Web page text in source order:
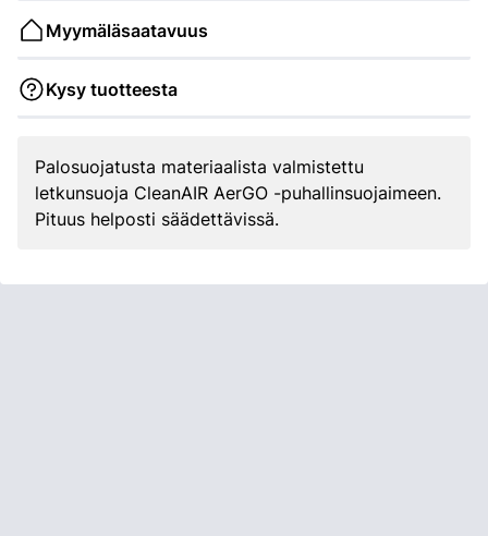
Myymäläsaatavuus
Kysy tuotteesta
Palosuojatusta materiaalista valmistettu
letkunsuoja CleanAIR AerGO -puhallinsuojaimeen.
Pituus helposti säädettävissä.